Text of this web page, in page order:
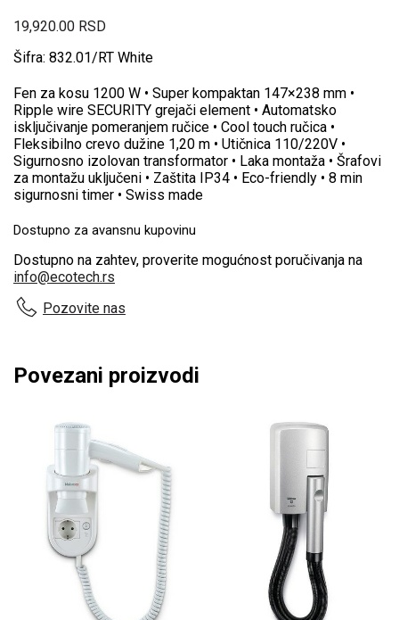
19,920.00 RSD
Šifra: 832.01/RT White
Fen za kosu 1200 W • Super kompaktan 147×238 mm •
Ripple wire SECURITY grejači element • Automatsko
isključivanje pomeranjem ručice • Cool touch ručica •
Fleksibilno crevo dužine 1,20 m • Utičnica 110/220V •
Sigurnosno izolovan transformator • Laka montaža • Šrafovi
za montažu uključeni • Zaštita IP34 • Eco-friendly • 8 min
sigurnosni timer • Swiss made
Dostupno za avansnu kupovinu
Dostupno na zahtev, proverite mogućnost poručivanja na
info@ecotech.rs
Pozovite nas
Povezani proizvodi